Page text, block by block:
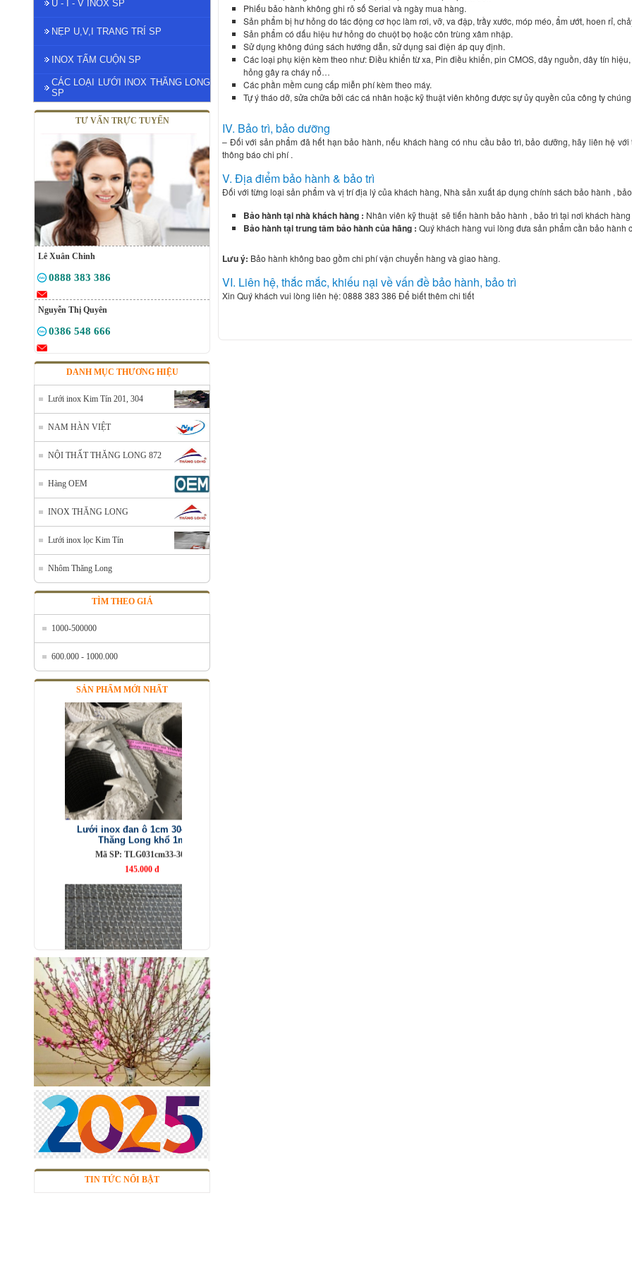
U - I - V INOX SP
NẸP U,V,I TRANG TRÍ SP
INOX TẤM CUỘN SP
CÁC LOẠI LƯỚI INOX THĂNG LONG
SP
TƯ VẤN TRỰC TUYẾN
Lê Xuân Chinh
0888 383 386
Nguyễn Thị Quyên
0386 548 666
DANH MỤC THƯƠNG HIỆU
Lưới inox Kim Tín 201, 304
NAM HÀN VIỆT
NỘI THẤT THĂNG LONG 872
Hàng OEM
INOX THĂNG LONG
Lưới inox lọc Kim Tín
Nhôm Thăng Long
TÌM THEO GIÁ
1000-500000
600.000 - 1000.000
SẢN PHẨM MỚI NHẤT
Lưới đỡ cách nhiệt inox 304
Mã SP: Linoxchongnong1010304
Lưới inox đan ô 1cm 304 TLG
Thăng Long khổ 1m
Mã SP: TLG031cm33-304
145.000 đ
Lưới inox 10x10 đan ô vuông
Thăng Long
Mã SP: linox1010dvsp
Call
TIN TỨC NỔI BẬT
Phiếu bảo hành không ghi rõ số Serial và ngày mua hàng.
Sản phẩm bị hư hỏng do tác động cơ học làm rơi, vỡ, va đập, trầy xước, móp méo, ẩm ướt, hoen rỉ,
Sản phẩm có dấu hiệu hư hỏng do chuột bọ hoặc côn trùng xâm nhập.
Sử dụng không đúng sách hướng dẫn, sử dụng sai điện áp quy định.
Các loại phụ kiện kèm theo như: Điều khiển từ xa, Pin điều khiển, pin CMOS, dây nguồn, dây tín
hỏng gây ra cháy nổ…
Các phần mềm cung cấp miễn phí kèm theo máy.
Tự ý tháo dỡ, sửa chữa bởi các cá nhân hoặc kỹ thuật viên không được sự ủy quyền của công ty
IV. Bảo trì, bảo dưỡng
– Đối với sản phẩm đã hết hạn bảo hành, nếu khách hàng có nhu cầu bảo trì, bảo dưỡng, hãy liên hệ
thông báo chi phí .
V. Địa điểm bảo hành & bảo trì
Đối với từng loại sản phẩm và vị trí địa lý của khách hàng, Nhà sản xuất áp dụng chính sách bảo hành ,
Bảo hành tại nhà khách hàng : Nhân viên kỹ thuật sẽ tiến hành bảo hành , bảo trì tại nơi khách
Bảo hành tại trung tâm bảo hành của hãng : Quý khách hàng vui lòng đưa sản phẩm cần bảo
Lưu ý: Bảo hành không bao gồm chi phí vận chuyển hàng và giao hàng.
VI. Liên hệ, thắc mắc, khiếu nại về vấn đề bảo hành, bảo trì
Xin Quý khách vui lòng liên hệ: 0888 383 386 Để biết thêm chi tiết